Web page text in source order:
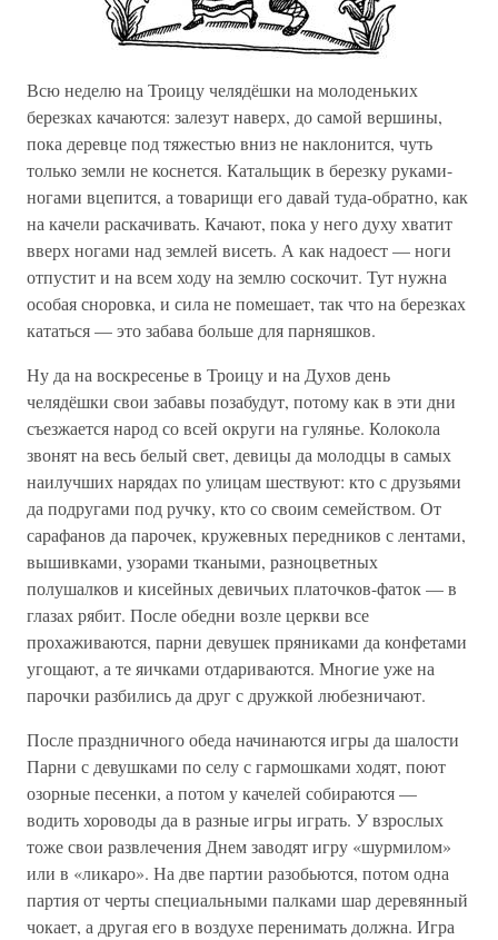
Всю неделю на Троицу челядёшки на молоденьких
березках качаются: залезут наверх, до самой вершины,
пока деревце под тяжестью вниз не наклонится, чуть
только земли не коснется. Катальщик в березку руками-
ногами вцепится, а товарищи его давай туда-обратно, как
на качели раскачивать. Качают, пока у него духу хватит
вверх ногами над землей висеть. А как надоест — ноги
отпустит и на всем ходу на землю соскочит. Тут нужна
особая сноровка, и сила не помешает, так что на березках
кататься — это забава больше для парняшков.
Ну да на воскресенье в Троицу и на Духов день
челядёшки свои забавы позабудут, потому как в эти дни
съезжается народ со всей округи на гулянье. Колокола
звонят на весь белый свет, девицы да молодцы в самых
наилучших нарядах по улицам шествуют: кто с друзьями
да подругами под ручку, кто со своим семейством. От
сарафанов да парочек, кружевных передников с лентами,
вышивками, узорами ткаными, разноцветных
полушалков и кисейных девичьих платочков-фаток — в
глазах рябит. После обедни возле церкви все
прохаживаются, парни девушек пряниками да конфетами
угощают, а те яичками отдариваются. Многие уже на
парочки разбились да друг с дружкой любезничают.
После праздничного обеда начинаются игры да шалости
Парни с девушками по селу с гармошками ходят, поют
озорные песенки, а потом у качелей собираются —
водить хороводы да в разные игры играть. У взрослых
тоже свои развлечения Днем заводят игру «шурмилом»
или в «ликаро». На две партии разобьются, потом одна
партия от черты специальными палками шар деревянный
чокает, а другая его в воздухе перенимать должна. Игра